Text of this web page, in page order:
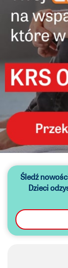
Śledź
Dzieci